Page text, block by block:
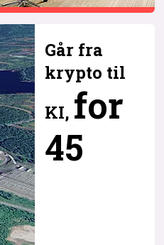
Går fra
krypto til
KI, for
45